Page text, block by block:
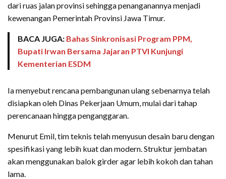
dari ruas jalan provinsi sehingga penanganannya menjadi
kewenangan Pemerintah Provinsi Jawa Timur.
BACA JUGA: Bahas Sinkronisasi Program PPM,
Bupati Irwan Bersama Jajaran PTVI Kunjungi
Kementerian ESDM
Ia menyebut rencana pembangunan ulang sebenarnya telah
disiapkan oleh Dinas Pekerjaan Umum, mulai dari tahap
perencanaan hingga penganggaran.
Menurut Emil, tim teknis telah menyusun desain baru dengan
spesifikasi yang lebih kuat dan modern. Struktur jembatan
akan menggunakan balok girder agar lebih kokoh dan tahan
lama.